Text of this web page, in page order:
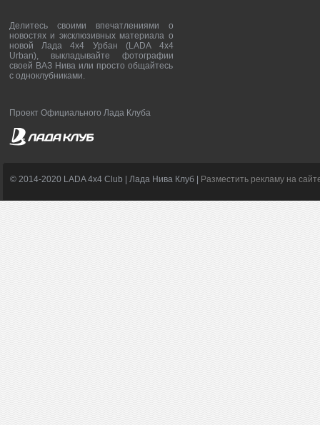
Делитесь своими впечатлениями о
новостях и эксклюзивных материала о
новой Лада 4х4 Урбан (LADA 4x4
Urban), выкладывайте фотографии
своей ВАЗ Нива или просто общайтесь
с одноклубниками.
Проект Официального Лада Клуба
© 2014-2020 LADA 4x4 Club | Лада Нива Клуб | Разместить рекламу на